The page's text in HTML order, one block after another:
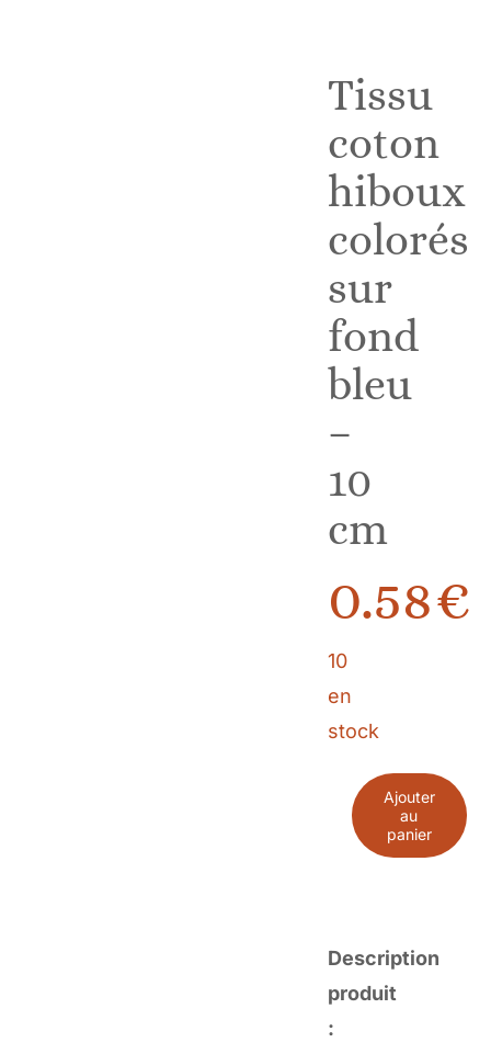
Tissu
coton
hiboux
colorés
sur
fond
bleu
–
10
cm
0.58€
10
en
stock
quantité
hiboux
colorés
sur
Ajouter
au
panier
Description
produit
: